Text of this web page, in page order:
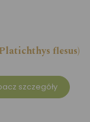
flesus)
szczegóły